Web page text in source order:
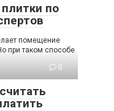
по
помещение
при таком способе
0